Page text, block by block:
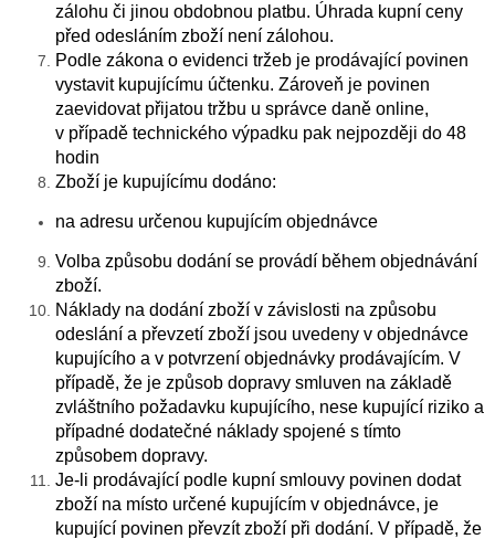
zálohu či jinou obdobnou platbu. Úhrada kupní ceny
před odesláním zboží není zálohou.
Podle zákona o evidenci tržeb je prodávající povinen
vystavit kupujícímu účtenku. Zároveň je povinen
zaevidovat přijatou tržbu u správce daně online,
v případě technického výpadku pak nejpozději do 48
hodin
Zboží je kupujícímu dodáno:
na adresu určenou kupujícím objednávce
Volba způsobu dodání se provádí během objednávání
zboží.
Náklady na dodání zboží v závislosti na způsobu
odeslání a převzetí zboží jsou uvedeny v objednávce
kupujícího a v potvrzení objednávky prodávajícím. V
případě, že je způsob dopravy smluven na základě
zvláštního požadavku kupujícího, nese kupující riziko a
případné dodatečné náklady spojené s tímto
způsobem dopravy.
Je-li prodávající podle kupní smlouvy povinen dodat
zboží na místo určené kupujícím v objednávce, je
kupující povinen převzít zboží při dodání. V případě, že